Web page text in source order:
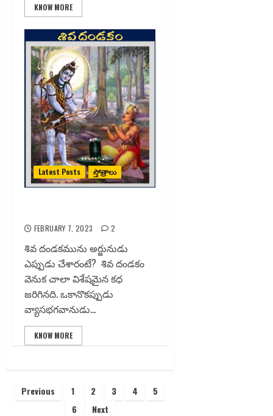
KNOW MORE
Latest Posts స్తోత్రాలు
FEBRUARY 7, 2023 2
శివ దండకమును అర్జునుడు
ఎప్పుడు చేశారంటే? శివ దండకం
వెనుక చాలా విశేషమైన కధ
జరిగినది. ఒకానొకప్పుడు
వ్యాసభగవానుడు...
KNOW MORE
Posts
Previous 1 2 3 4
5
6
Next